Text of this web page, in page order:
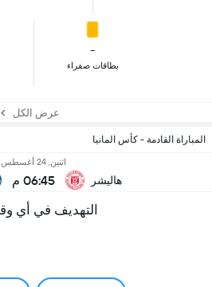
-
بطاقات صفراء
عرض الكل
المباراة القادمة - كأس المانيا
هاليشر
اثنين, 24 أغسطس
06:45 م
التهديف في أي